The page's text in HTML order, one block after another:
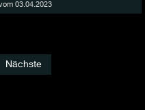
03.04.2023
Nächste